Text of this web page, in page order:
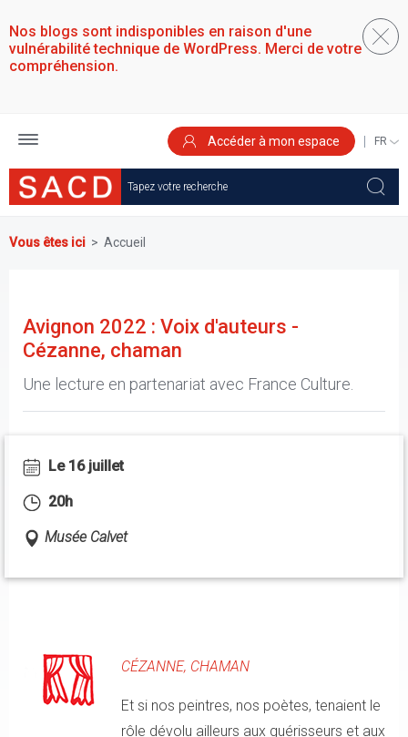
au
contenu
principal
Nos blogs sont indisponibles en raison d'une
vulnérabilité technique de WordPress. Merci de votre
compréhension.
Accéder à mon espace
YOUR
Vous êtes ici Accueil
Avignon 2022 : Voix d'auteurs -
Cézanne, chaman
Une lecture en partenariat avec France Culture.
Le 16 juillet
20h
Musée Calvet
CÉZANNE, CHAMAN
Et si nos peintres, nos poètes, tenaient le
rôle dévolu ailleurs aux guérisseurs et aux